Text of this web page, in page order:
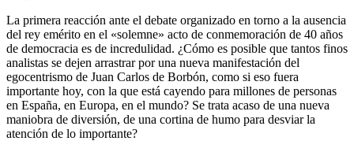
La primera reacción ante el debate organizado en torno a la ausencia
del rey emérito en el «solemne» acto de conmemoración de 40 años
de democracia es de incredulidad. ¿Cómo es posible que tantos finos
analistas se dejen arrastrar por una nueva manifestación del
egocentrismo de Juan Carlos de Borbón, como si eso fuera
importante hoy, con la que está cayendo para millones de personas
en España, en Europa, en el mundo? Se trata acaso de una nueva
maniobra de diversión, de una cortina de humo para desviar la
atención de lo importante?